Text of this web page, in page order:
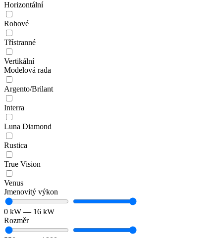
Horizontální
Rohové
Třístranné
Vertikální
Modelová rada
Argento/Brilant
Interra
Luna Diamond
Rustica
True Vision
Venus
Jmenovitý výkon
0 kW — 16 kW
Rozměr